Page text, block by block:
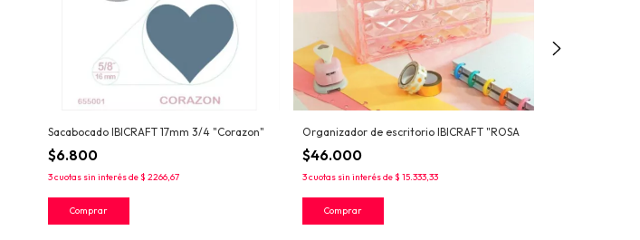
Sacabocado IBICRAFT 17mm 3/4 "Corazon"
$6.800
3cuotas sin interés de$ 2266,67
Organizador de escritorio IBICRAFT "ROSA
$46.000
3cuotas sin interés de$ 15.333,33